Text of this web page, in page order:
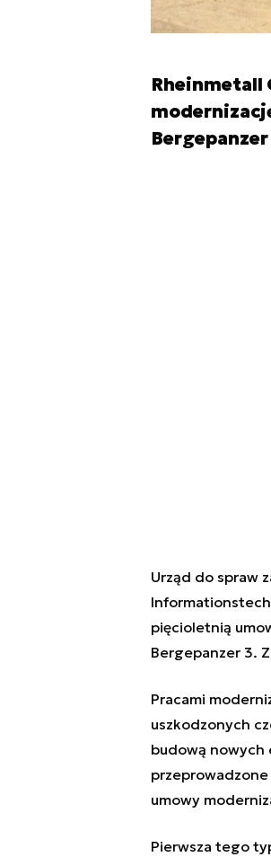
Rheinmetall
Bergepanzer
Urząd do spraw
pięcioletnią
Bergepanzer 3.
Pracami
uszkodzonych
budową nowych
przeprowadzone
umowy
Pierwsza tego